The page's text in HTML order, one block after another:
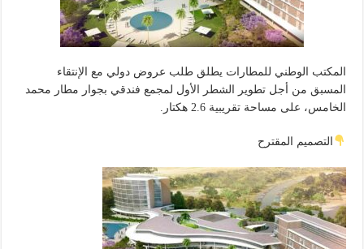
المكتب الوطني للمطارات يطلق طلب عروض دولي مع الإنتقاء
المسبق من أجل تطوير الشطر الأول لمجمع فندقي بجوار مطار محمد
الخامس، على مساحة تقريبية 2.6 هكتار.
التصميم المقترح